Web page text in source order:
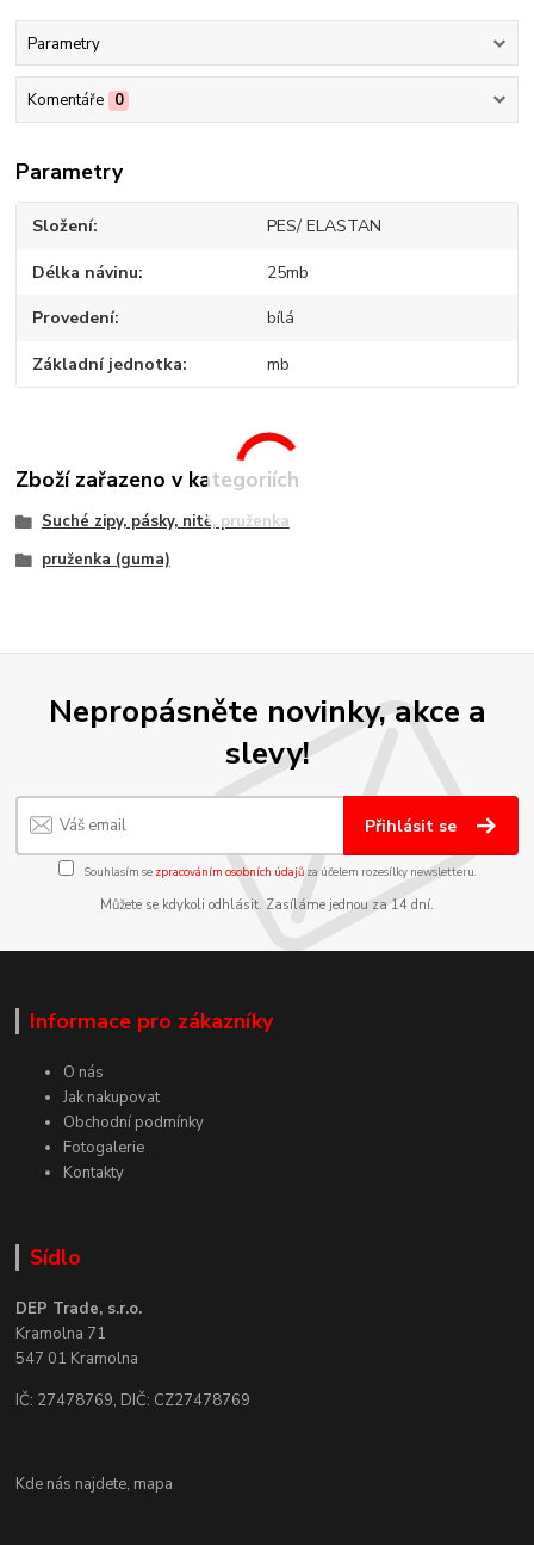
Parametry
Komentáře 0
Parametry
Složení PES/ ELASTAN
Délka návinu 25mb
Provedení bílá
Základní jednotka mb
Zboží zařazeno v kategoriích
Suché zipy, pásky, nitě, pruženka
pruženka (guma)
Nepropásněte novinky, akce a
slevy!
Přihlásit se
Souhlasím se zpracováním osobních údajůza účelem rozesílky newsletteru.
Můžete se kdykoli odhlásit. Zasíláme jednou za 14 dní.
Informace pro zákazníky
O nás
Jak nakupovat
Obchodní podmínky
Fotogalerie
Kontakty
Sídlo
DEP Trade, s.r.o.
Kramolna 71
547 01 Kramolna
IČ: 27478769, DIČ: CZ27478769
Kde nás najdete, mapa